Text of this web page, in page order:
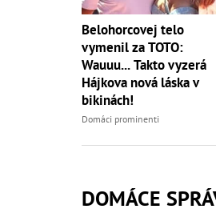
Belohorcovej telo
vymenil za TOTO:
Wauuu... Takto vyzerá
Hájkova nová láska v
bikinách!
Domáci prominenti
DOMÁCE